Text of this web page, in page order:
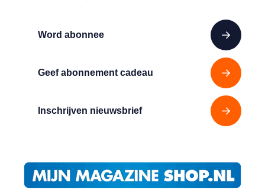
Word abonnee
Geef abonnement cadeau
Inschrijven nieuwsbrief